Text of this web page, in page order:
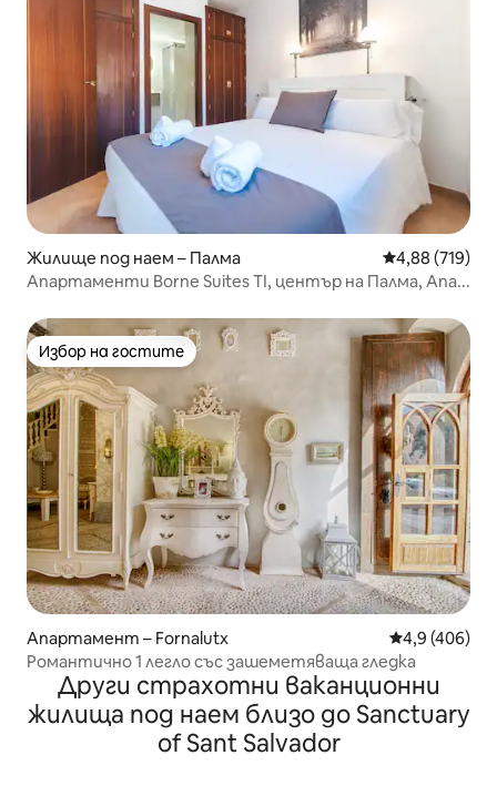
Жилище под наем – Палма Средна
4,88 (719)
Апартаменти Borne Suites TI, център на Палма, Апа...
Избор на гостите
Избор на гостите
Апартамент – Fornalutx Средна
4,9 (406)
Романтично 1 легло със зашеметяваща гледка
Други страхотни ваканционни
жилища под наем близо до Sanctuary
of Sant Salvador